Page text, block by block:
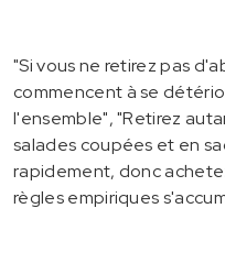
"Si vous ne retirez pas
commencent à se
l'ensemble", "Retirez
salades coupées et en
rapidement, donc
règles empiriques